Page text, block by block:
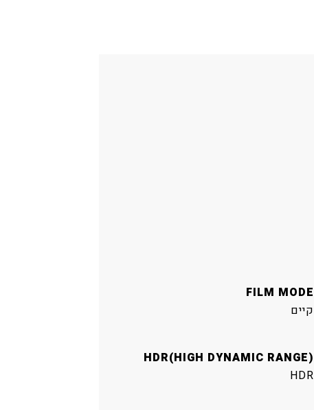
FILM MODE
קיים
HDR(HIGH DYNAMIC RANGE)
HDR